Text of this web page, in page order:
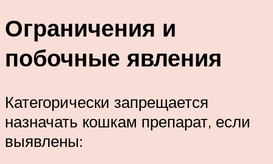
Ограничения и
побочные явления
Категорически запрещается
назначать кошкам препарат, если
выявлены: